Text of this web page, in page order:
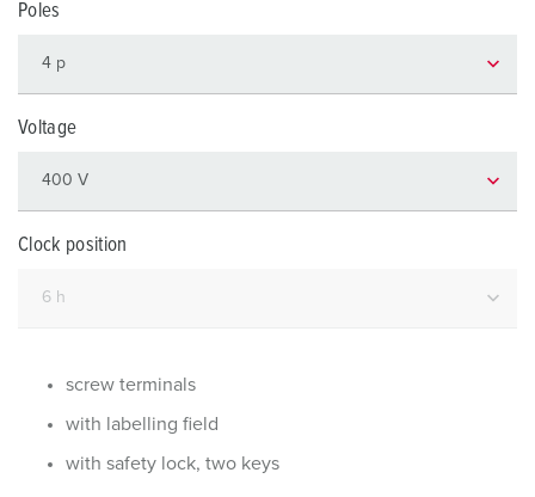
Poles
Voltage
Clock position
screw terminals
with labelling field
with safety lock, two keys